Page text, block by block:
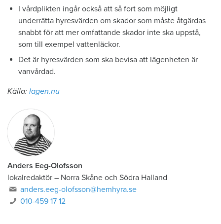
I vårdplikten ingår också att så fort som möjligt
underrätta hyresvärden om skador som måste åtgärdas
snabbt för att mer omfattande skador inte ska uppstå,
som till exempel vattenläckor.
Det är hyresvärden som ska bevisa att lägenheten är
vanvårdad.
Källa: lagen.nu
Anders Eeg-Olofsson
lokalredaktör – Norra Skåne och Södra Halland
anders.eeg-olofsson@hemhyra.se
010-459 17 12